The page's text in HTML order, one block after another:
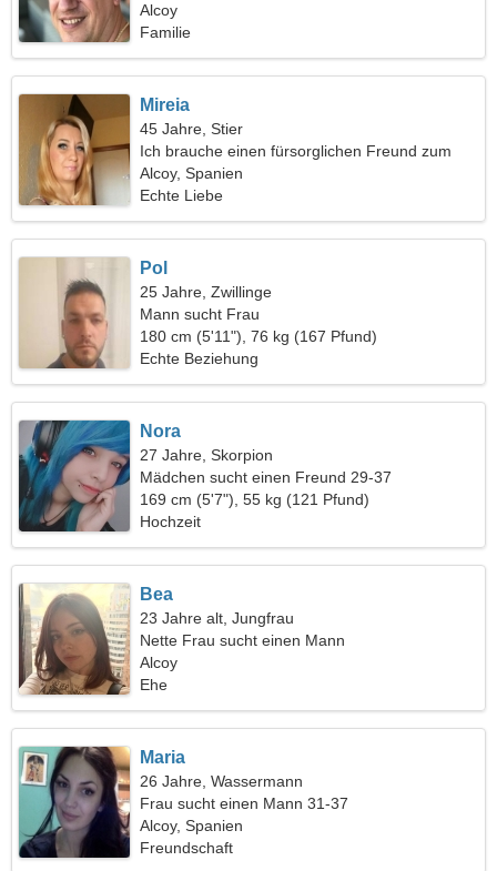
Alcoy
Familie
Mireia
45 Jahre, Stier
Ich brauche einen fürsorglichen Freund zum
Spaß
Alcoy, Spanien
Echte Liebe
Pol
25 Jahre, Zwillinge
Mann sucht Frau
180 cm (5'11"), 76 kg (167 Pfund)
Echte Beziehung
Nora
27 Jahre, Skorpion
Mädchen sucht einen Freund 29-37
169 cm (5'7"), 55 kg (121 Pfund)
Hochzeit
Bea
23 Jahre alt, Jungfrau
Nette Frau sucht einen Mann
Alcoy
Ehe
Maria
26 Jahre, Wassermann
Frau sucht einen Mann 31-37
Alcoy, Spanien
Freundschaft